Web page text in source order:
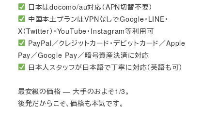
日本はdocomo/au対応（APN切替不要）
中国本土プランはVPNなしでGoogle・LINE・
X（Twitter）・YouTube・Instagram等利用可
PayPal／クレジットカード・デビットカード／Apple
Pay／Google Pay／暗号資産決済に対応
日本人スタッフが日本語で丁寧に対応（英語も可）
最安級の価格 — 大手のおよそ1/3。
後発だからこそ、価格も本気です。